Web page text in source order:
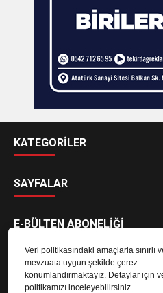
Veri politikasındaki amaçlarla sınırlı
mevzuata uygun şekilde çerez
konumlandırmaktayız. Detaylar için
politikamızı inceleyebilirsiniz.
KATEGORİLER
SAYFALAR
E-BÜLTEN ABONELİĞİ
E-Bülten aboneliği ile haberlere daha